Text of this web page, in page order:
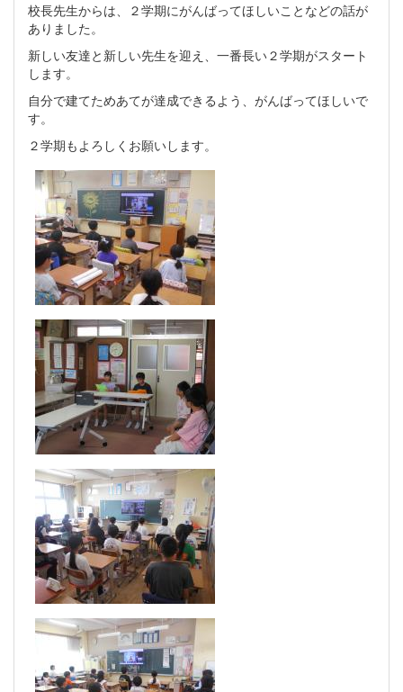
校長先生からは、２学期にがんばってほしいことなどの話が
ありました。
新しい友達と新しい先生を迎え、一番長い２学期がスタート
します。
自分で建てためあてが達成できるよう、がんばってほしいで
す。
２学期もよろしくお願いします。